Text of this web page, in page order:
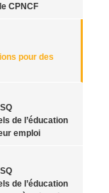
CPNCF
pour des
de l’éducation
emploi
de l’éducation